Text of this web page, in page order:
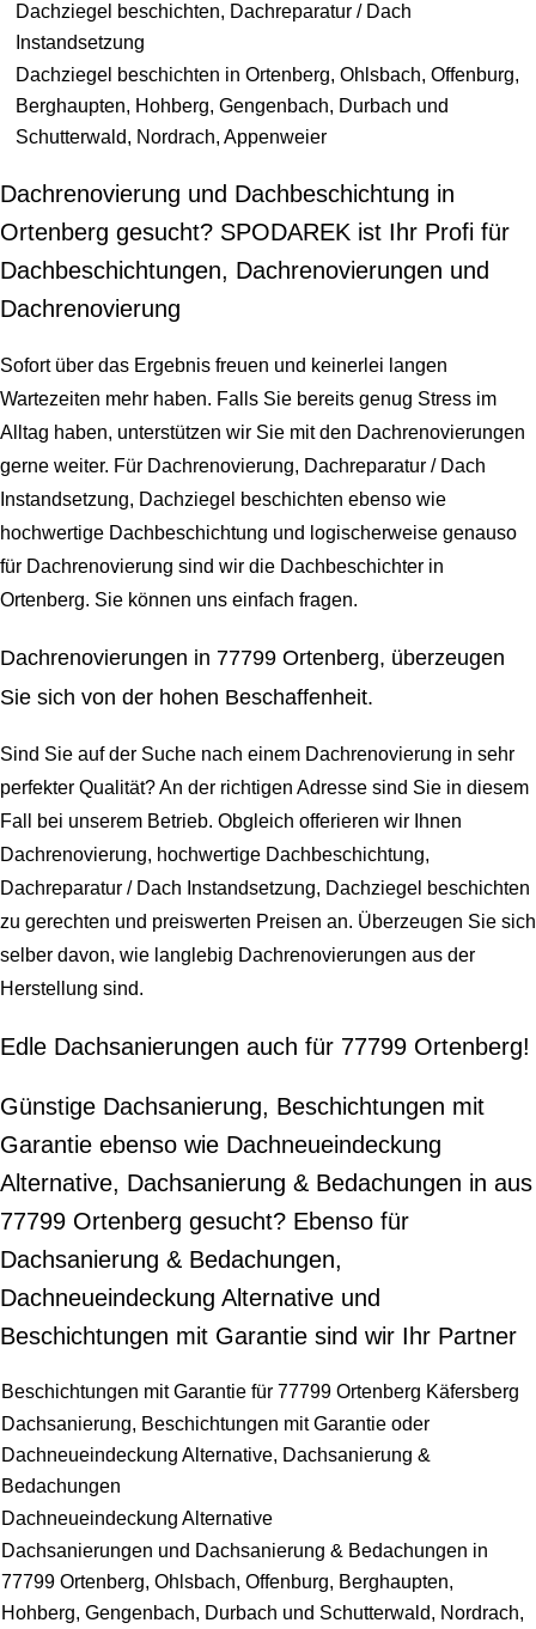
Dachziegel beschichten, Dachreparatur / Dach
Instandsetzung
Dachziegel beschichten in Ortenberg, Ohlsbach, Offenburg,
Berghaupten, Hohberg, Gengenbach, Durbach und
Schutterwald, Nordrach, Appenweier
Dachrenovierung und Dachbeschichtung in
Ortenberg gesucht? SPODAREK ist Ihr Profi für
Dachbeschichtungen, Dachrenovierungen und
Dachrenovierung
Sofort über das Ergebnis freuen und keinerlei langen
Wartezeiten mehr haben. Falls Sie bereits genug Stress im
Alltag haben, unterstützen wir Sie mit den Dachrenovierungen
gerne weiter. Für Dachrenovierung, Dachreparatur / Dach
Instandsetzung, Dachziegel beschichten ebenso wie
hochwertige Dachbeschichtung und logischerweise genauso
für Dachrenovierung sind wir die Dachbeschichter in
Ortenberg. Sie können uns einfach fragen.
Dachrenovierungen in 77799 Ortenberg, überzeugen
Sie sich von der hohen Beschaffenheit.
Sind Sie auf der Suche nach einem Dachrenovierung in sehr
perfekter Qualität? An der richtigen Adresse sind Sie in diesem
Fall bei unserem Betrieb. Obgleich offerieren wir Ihnen
Dachrenovierung, hochwertige Dachbeschichtung,
Dachreparatur / Dach Instandsetzung, Dachziegel beschichten
zu gerechten und preiswerten Preisen an. Überzeugen Sie sich
selber davon, wie langlebig Dachrenovierungen aus der
Herstellung sind.
Edle Dachsanierungen auch für 77799 Ortenberg!
Günstige Dachsanierung, Beschichtungen mit
Garantie ebenso wie Dachneueindeckung
Alternative, Dachsanierung & Bedachungen in aus
77799 Ortenberg gesucht? Ebenso für
Dachsanierung & Bedachungen,
Dachneueindeckung Alternative und
Beschichtungen mit Garantie sind wir Ihr Partner
Beschichtungen mit Garantie für 77799 Ortenberg Käfersberg
Dachsanierung, Beschichtungen mit Garantie oder
Dachneueindeckung Alternative, Dachsanierung &
Bedachungen
Dachneueindeckung Alternative
Dachsanierungen und Dachsanierung & Bedachungen in
77799 Ortenberg, Ohlsbach, Offenburg, Berghaupten,
Hohberg, Gengenbach, Durbach und Schutterwald, Nordrach,